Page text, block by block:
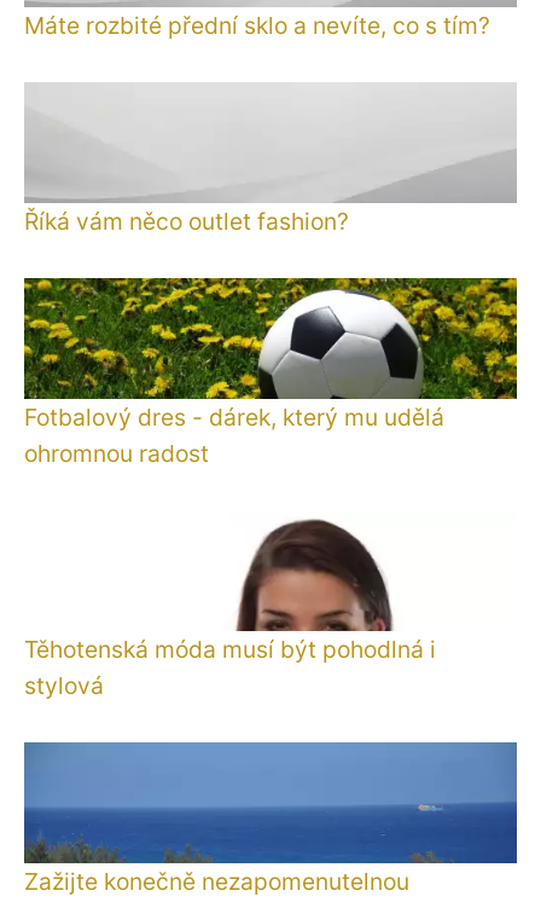
Máte rozbité přední sklo a nevíte, co s tím?
Říká vám něco outlet fashion?
Fotbalový dres - dárek, který mu udělá
ohromnou radost
Těhotenská móda musí být pohodlná i
stylová
Zažijte konečně nezapomenutelnou